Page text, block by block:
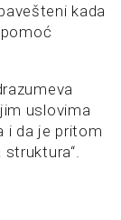
kada
uslovima
i da je pritom
struktura“.